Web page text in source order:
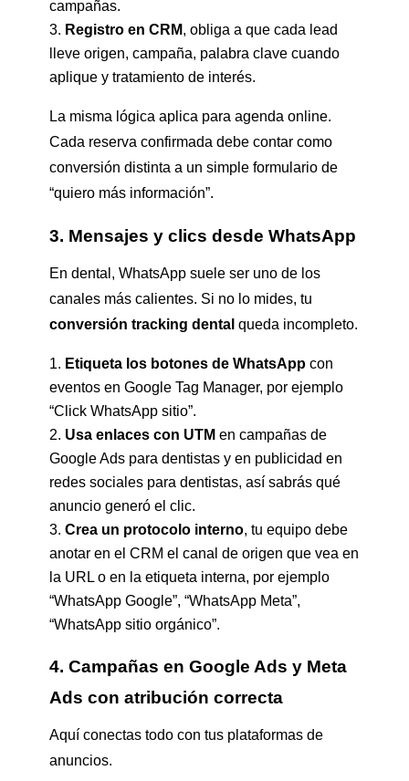
campañas.
Registro en CRM, obliga a que cada lead
lleve origen, campaña, palabra clave cuando
aplique y tratamiento de interés.
La misma lógica aplica para agenda online.
Cada reserva confirmada debe contar como
conversión distinta a un simple formulario de
“quiero más información”.
3. Mensajes y clics desde WhatsApp
En dental, WhatsApp suele ser uno de los
canales más calientes. Si no lo mides, tu
conversión tracking dental queda incompleto.
Etiqueta los botones de WhatsAppcon
eventos en Google Tag Manager, por ejemplo
“Click WhatsApp sitio”.
Usa enlaces con UTM en campañas de
Google Ads para dentistas y en publicidad en
redes sociales para dentistas, así sabrás qué
anuncio generó el clic.
Crea un protocolo interno, tu equipo debe
anotar en el CRM el canal de origen que vea en
la URL o en la etiqueta interna, por ejemplo
“WhatsApp Google”, “WhatsApp Meta”,
“WhatsApp sitio orgánico”.
4. Campañas en Google Ads y Meta
Ads con atribución correcta
Aquí conectas todo con tus plataformas de
anuncios.